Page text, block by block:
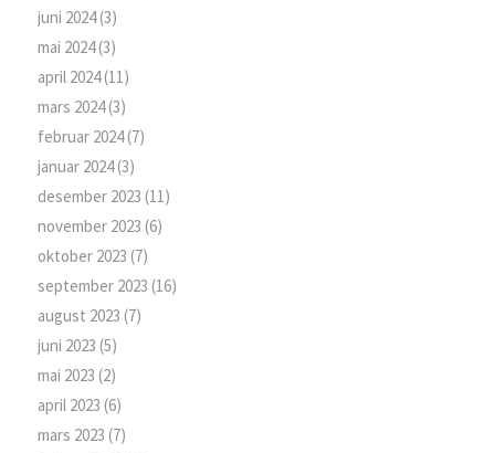
juni 2024(3)
mai 2024(3)
april 2024(11)
mars 2024(3)
februar 2024(7)
januar 2024(3)
desember 2023 (11)
november 2023 (6)
oktober 2023 (7)
september 2023 (16)
august 2023 (7)
juni 2023 (5)
mai 2023 (2)
april 2023 (6)
mars 2023 (7)